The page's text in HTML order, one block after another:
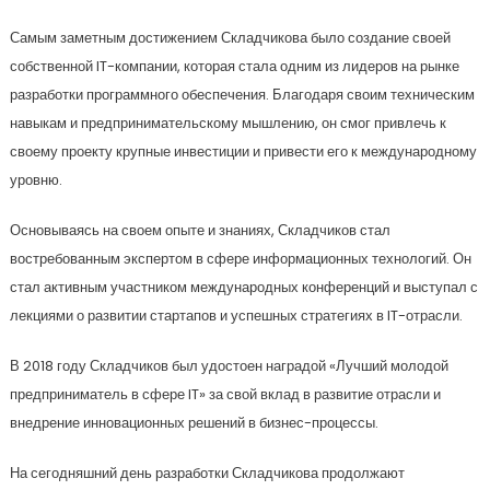
Самым заметным достижением Складчикова было создание своей
собственной IT-компании, которая стала одним из лидеров на рынке
разработки программного обеспечения. Благодаря своим техническим
навыкам и предпринимательскому мышлению, он смог привлечь к
своему проекту крупные инвестиции и привести его к международному
уровню.
Основываясь на своем опыте и знаниях, Складчиков стал
востребованным экспертом в сфере информационных технологий. Он
стал активным участником международных конференций и выступал с
лекциями о развитии стартапов и успешных стратегиях в IT-отрасли.
В 2018 году Складчиков был удостоен наградой «Лучший молодой
предприниматель в сфере IT» за свой вклад в развитие отрасли и
внедрение инновационных решений в бизнес-процессы.
На сегодняшний день разработки Складчикова продолжают